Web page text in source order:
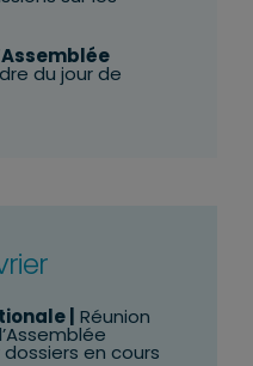
du jour de
| Réunion
en cours